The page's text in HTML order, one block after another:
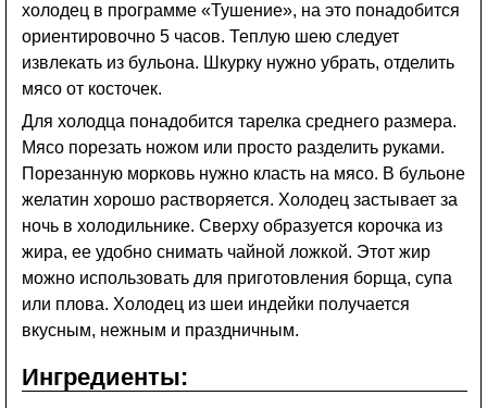
холодец в программе «Тушение», на это понадобится
ориентировочно 5 часов. Теплую шею следует
извлекать из бульона. Шкурку нужно убрать, отделить
мясо от косточек.
Для холодца понадобится тарелка среднего размера.
Мясо порезать ножом или просто разделить руками.
Порезанную морковь нужно класть на мясо. В бульоне
желатин хорошо растворяется. Холодец застывает за
ночь в холодильнике. Сверху образуется корочка из
жира, ее удобно снимать чайной ложкой. Этот жир
можно использовать для приготовления борща, супа
или плова. Холодец из шеи индейки получается
вкусным, нежным и праздничным.
Ингредиенты: